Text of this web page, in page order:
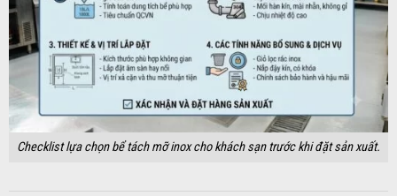
Checklist lựa chọn bể tách mỡ inox cho khách sạn trước khi đặt sản xuất.